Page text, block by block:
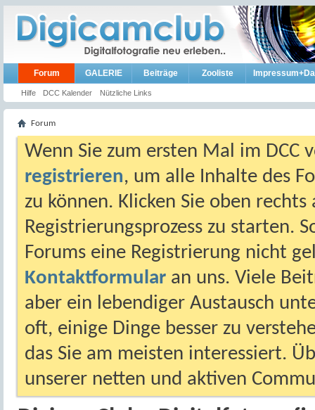
Forum
Hilfe DCC Kalender Nützliche Links
GALERIE Beiträge Zooliste
Forum
Wenn Sie zum ersten Mal im DCC
registrieren, um alle Inhalte des
zu können. Klicken Sie oben
Registrierungsprozess zu starten.
Forums eine Registrierung nicht
Kontaktformular an uns. Viele
aber ein lebendiger Austausch
oft, einige Dinge besser zu
das Sie am meisten interessiert.
unserer netten und aktiven